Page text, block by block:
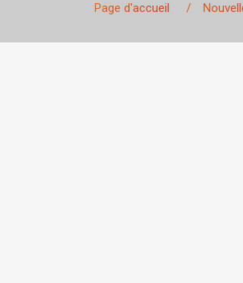
Page d'accueil